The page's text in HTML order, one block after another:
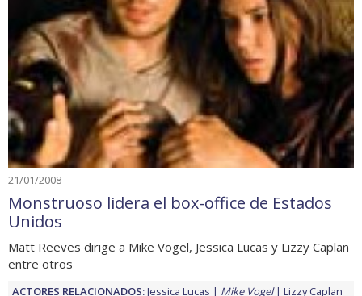
21/01/2008
Monstruoso lidera el box-office de Estados
Unidos
Matt Reeves dirige a Mike Vogel, Jessica Lucas y Lizzy Caplan
entre otros
ACTORES RELACIONADOS:Jessica Lucas Mike Vogel Lizzy Caplan